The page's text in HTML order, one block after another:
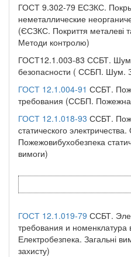
ГОСТ 9.302-79 ЕСЗКС.
неметаллические
(ЄСЗКС. Покриття металеві
Методи контролю)
ГОСТ12.1.003-83 ССБТ.
безопасности ( ССБП. Шум.
ГОСТ 12.1.004-91 ССБТ.
требования (ССБП. Пожежна
ГОСТ 12.1.018-93 ССБТ.
статического
Пожежовибухобезпека
вимоги)
ГОСТ 12.1.019-79 ССБТ.
требования и
Електробезпека. Загальні
захисту)